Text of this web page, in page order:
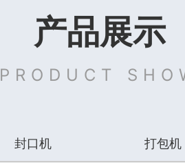
产品展示
PRODUCT
封口机 打包机